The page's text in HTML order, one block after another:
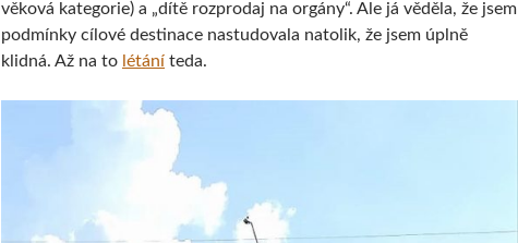
věková kategorie) a „dítě rozprodaj na orgány“. Ale já věděla, že jsem
podmínky cílové destinace nastudovala natolik, že jsem úplně
klidná. Až na to létání teda.